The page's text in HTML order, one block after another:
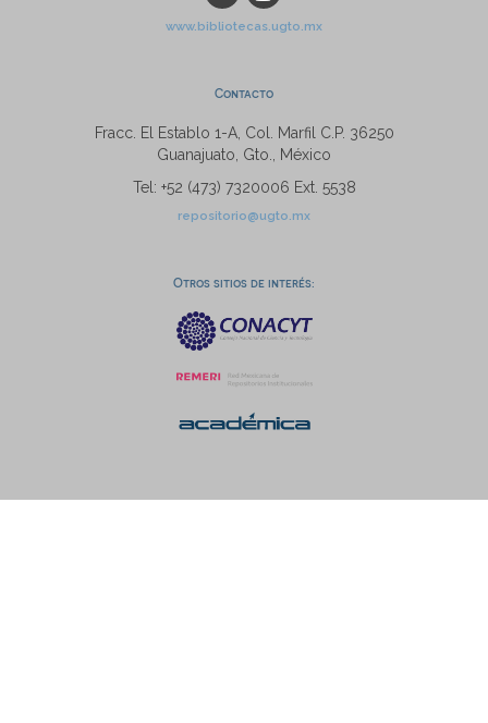
www.bibliotecas.ugto.mx
Contacto
Fracc. El Establo 1-A, Col. Marfil C.P. 36250
Guanajuato, Gto., México
Tel: +52 (473) 7320006 Ext. 5538
repositorio@ugto.mx
Otros sitios de interés: